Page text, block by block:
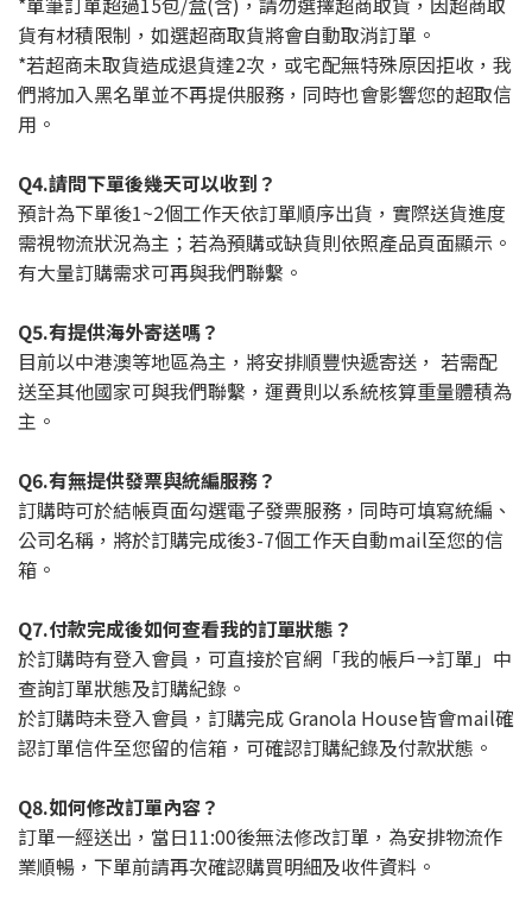
貨有材積限制，如選超商取貨將會自動取消訂單。
*若超商未取貨造成退貨達2次，或宅配無特殊原因拒收，我
們將加入黑名單並不再提供服務，同時也會影響您的超取信
用。
Q4.請問下單後幾天可以收到？
預計為下單後1~2個工作天依訂單順序出貨，實際送貨進度
需視物流狀況為主；若為預購或缺貨則依照產品頁面顯示。
有大量訂購需求可再與我們聯繫。
Q5.有提供海外寄送嗎？
目前以中港澳等地區為主，將安排順豐快遞寄送， 若需配
送至其他國家可與我們聯繫，運費則以系統核算重量體積為
主。
Q6.有無提供發票與統編服務？
訂購時可於結帳頁面勾選電子發票服務，同時可填寫統編、
公司名稱，將於訂購完成後3-7個工作天自動mail至您的信
箱。
Q7.付款完成後如何查看我的訂單狀態？
於訂購時有登入會員，可直接於官網「我的帳戶→訂單」中
查詢訂單狀態及訂購紀錄。
於訂購時未登入會員，訂購完成 Granola House皆會mail確
認訂單信件至您留的信箱，可確認訂購紀錄及付款狀態。
Q8.如何修改訂單內容？
訂單一經送出，當日11:00後無法修改訂單，為安排物流作
業順暢，下單前請再次確認購買明細及收件資料。